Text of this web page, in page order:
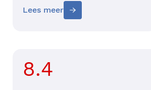
Lees meer
8.4